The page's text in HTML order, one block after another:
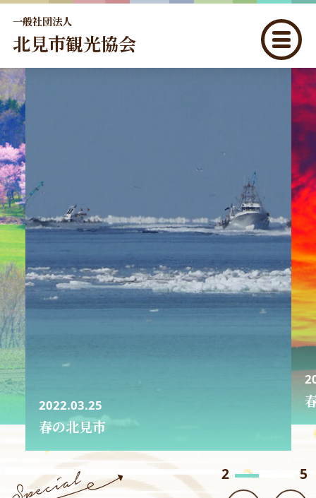
一般社団法人
北見市観光協会
2022.03.25
春の北見市
3 5